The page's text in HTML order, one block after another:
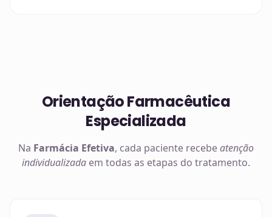
Orientação Farmacêutica
Especializada
Na Farmácia Efetiva, cada paciente recebeatenção
individualizada em todas as etapas do tratamento.